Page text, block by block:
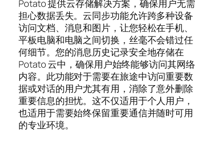
Potato 提供云存储解决方案，确保用户无需
担心数据丢失。云同步功能允许跨多种设备
访问文档、消息和图片，让您轻松在手机、
平板电脑和电脑之间切换，丝毫不会错过任
何细节。您的消息历史记录安全地存储在
Potato 云中，确保用户始终能够访问其网络
内容。此功能对于需要在旅途中访问重要数
据或对话的用户尤其有用，消除了意外删除
重要信息的担忧。这不仅适用于个人用户，
也适用于需要始终保留重要通信并随时可用
的专业环境。